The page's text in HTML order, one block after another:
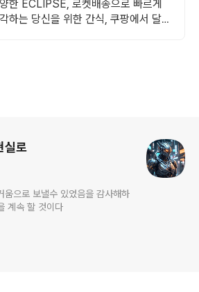
한 ECLIPSE, 로켓배송으로 빠르게
하는 당신을 위한 간식, 쿠팡에서 달콤
실로
움으로 보낼수 있었음을 감사해하
계속 할 것이다